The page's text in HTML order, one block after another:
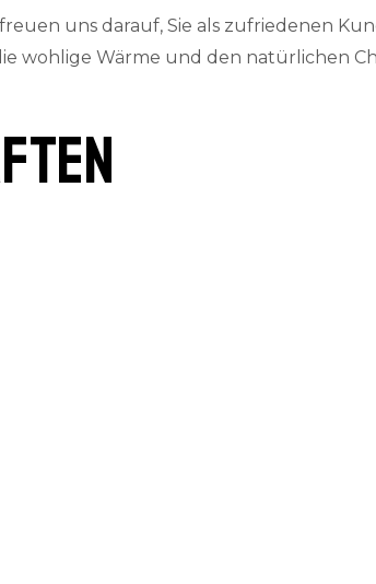
uns darauf, Sie als zufriedenen
Wärme und den natürlichen